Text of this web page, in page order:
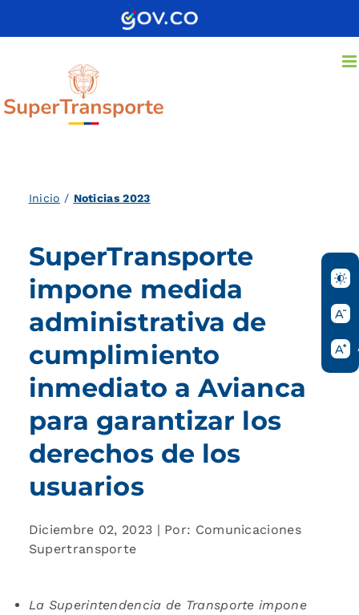
Inicio / Noticias 2023
SuperTransporte
impone medida
administrativa de
cumplimiento
inmediato a Avianca
para garantizar los
derechos de los
usuarios
Diciembre 02, 2023 | Por: Comunicaciones
Supertransporte
La Superintendencia de Transporte impone